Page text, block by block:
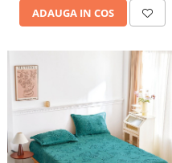
ADAUGA IN COS